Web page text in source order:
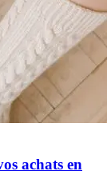
achats en